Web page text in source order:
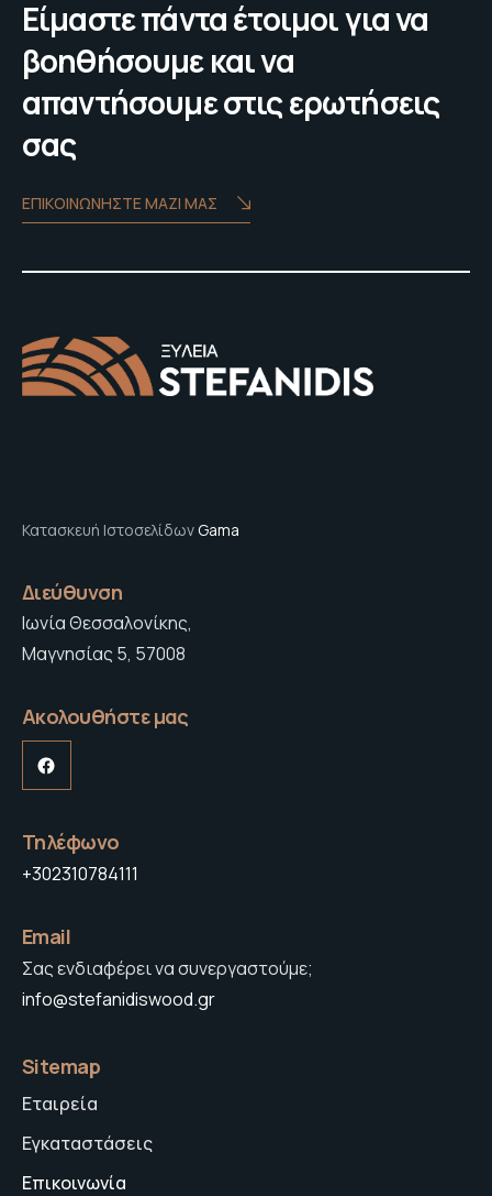
Είμαστε πάντα έτοιμοι για να
βοηθήσουμε και να
απαντήσουμε στις ερωτήσεις
σας
ΕΠΙΚΟΙΝΩΝΗΣΤΕ ΜΑΖΙ ΜΑΣ
Κατασκευή ΙστοσελίδωνGama
Διεύθυνση
Ιωνία Θεσσαλονίκης,
Μαγνησίας 5, 57008
Ακολουθήστε μας
Τηλέφωνο
+302310784111
Email
Σας ενδιαφέρει να συνεργαστούμε;
info@stefanidiswood.gr
Sitemap
Εταιρεία
Εγκαταστάσεις
Επικοινωνία